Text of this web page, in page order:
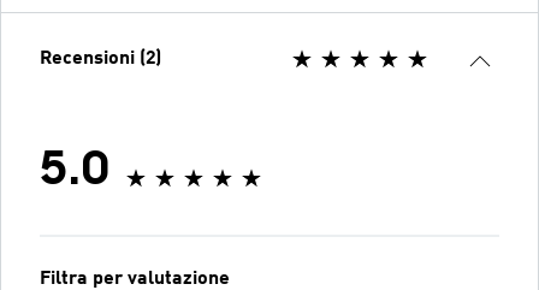
Recensioni (2)
5.0
Filtra per valutazione